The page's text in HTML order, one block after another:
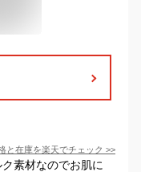
と在庫を楽天でチェック >>
素材なのでお肌に